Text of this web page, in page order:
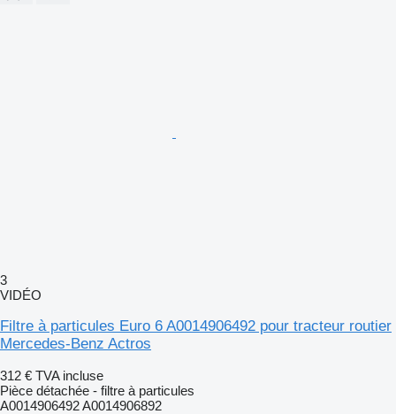
3
VIDÉO
Filtre à particules Euro 6 A0014906492 pour tracteur routier
Mercedes-Benz Actros
312 € TVA incluse
Pièce détachée - filtre à particules
A0014906492 A0014906892